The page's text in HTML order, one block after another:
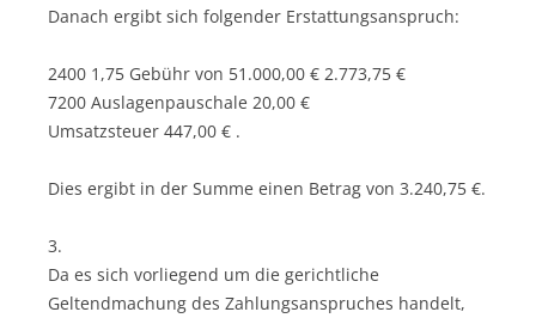
Danach ergibt sich folgender Erstattungsanspruch:
2400 1,75 Gebühr von 51.000,00 € 2.773,75 €
7200 Auslagenpauschale 20,00 €
Umsatzsteuer 447,00 € .
Dies ergibt in der Summe einen Betrag von 3.240,75 €.
3.
Da es sich vorliegend um die gerichtliche
Geltendmachung des Zahlungsanspruches handelt,